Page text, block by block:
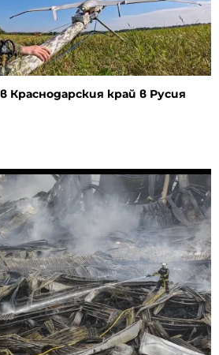
Краснодарския край в Русия